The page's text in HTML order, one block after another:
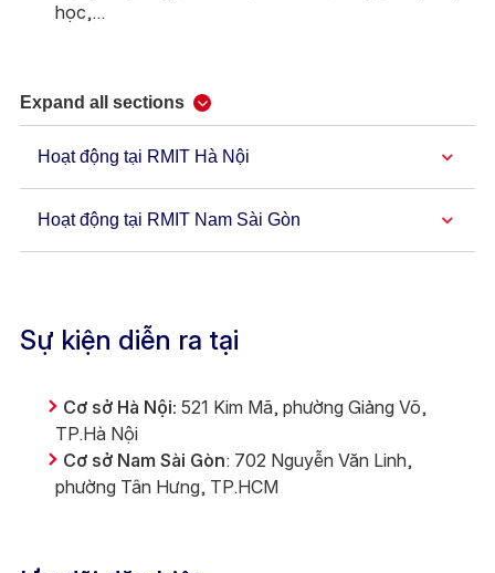
học,...
Expand all sections
Hoạt động tại RMIT Hà Nội
Hoạt động tại RMIT Nam Sài Gòn
Sự kiện diễn ra tại
Cơ sở Hà Nội: 521 Kim Mã, phường Giảng Võ,
TP.Hà Nội
Cơ sở Nam Sài Gòn: 702 Nguyễn Văn Linh,
phường Tân Hưng, TP.HCM